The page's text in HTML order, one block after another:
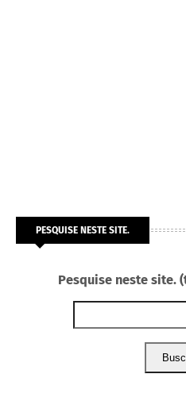
PESQUISE NESTE SITE.
Pesquise neste site.